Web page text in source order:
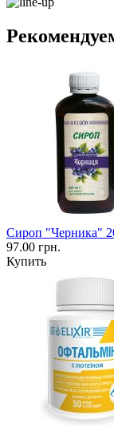
Сироп "Черника"
97.00 грн.
Купить